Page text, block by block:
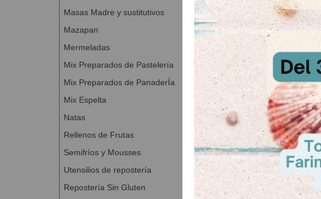
Masas Madre y sustitutivos
Mazapan
Mermeladas
Mix Preparados de Pastelería
Mix Preparados de PanaderÍa
Mix Espelta
Natas
Rellenos de Frutas
Semifríos y Mousses
Utensilios de repostería
Repostería Sin Gluten
LA VÉNUS
0,350 kg
AROMA CANELA0,002 kg
AROMA LIMÓN EUROPA
Agua o leche 1,000 kg
Total 1,354 kg
Proceso de elaboración
Amasar los ingredientes
Temperatura de la masa:
Reposo en bloque unos 10
Dividir y bolear piezas
Formar los roscones.
Pintar con huevo, decorar
Pintar con huevo otra vez